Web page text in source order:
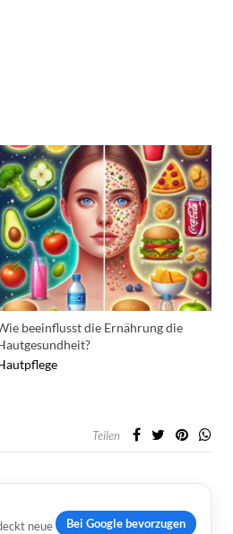
beeinflusst die Ernährung die
Teilen
neue
Bei Google bevorzugen